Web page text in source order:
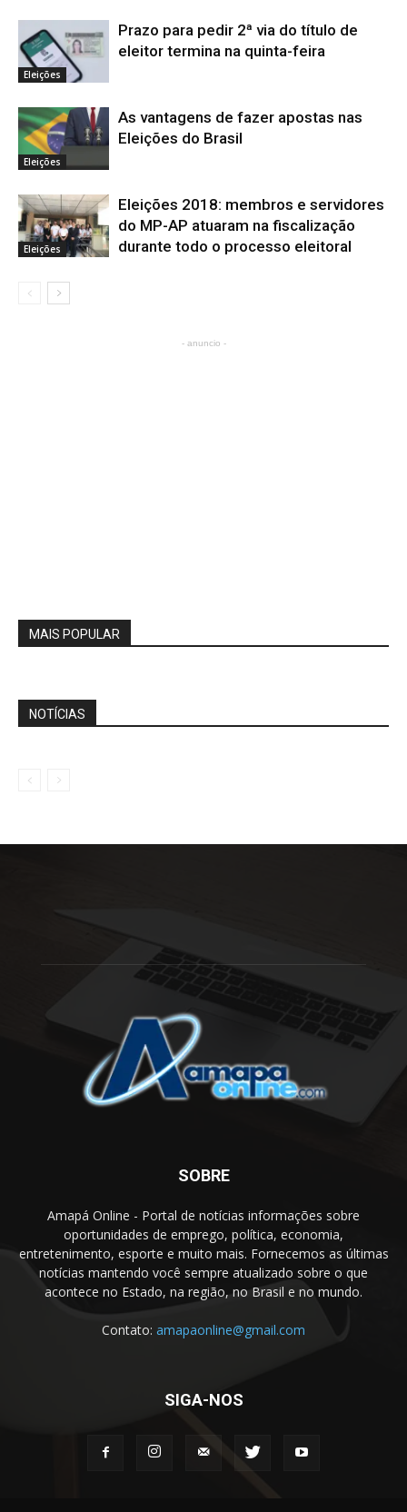
Eleições
Prazo para pedir 2ª via do título de
eleitor termina na quinta-feira
Eleições
As vantagens de fazer apostas nas
Eleições do Brasil
Eleições
Eleições 2018: membros e servidores
do MP-AP atuaram na fiscalização
durante todo o processo eleitoral
- anuncio -
MAIS POPULAR
NOTÍCIAS
SOBRE
Amapá Online - Portal de notícias informações sobre
oportunidades de emprego, política, economia,
entretenimento, esporte e muito mais. Fornecemos as últimas
notícias mantendo você sempre atualizado sobre o que
acontece no Estado, na região, no Brasil e no mundo.
Contato: amapaonline@gmail.com
SIGA-NOS